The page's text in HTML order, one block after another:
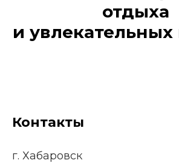
отдыха
и увлекательных
Контакты
г. Хабаровск